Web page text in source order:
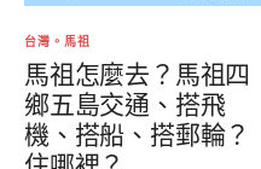
台灣。馬祖
馬祖怎麼去？馬祖四
鄉五島交通、搭飛
機、搭船、搭郵輪？